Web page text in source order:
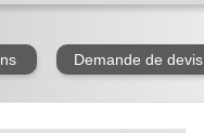
Demande de devis